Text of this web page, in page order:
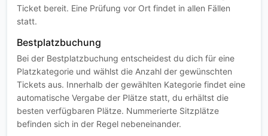
Ticket bereit. Eine Prüfung vor Ort findet in allen Fällen
statt.
Bestplatzbuchung
Bei der Bestplatzbuchung entscheidest du dich für eine
Platzkategorie und wählst die Anzahl der gewünschten
Tickets aus. Innerhalb der gewählten Kategorie findet eine
automatische Vergabe der Plätze statt, du erhältst die
besten verfügbaren Plätze. Nummerierte Sitzplätze
befinden sich in der Regel nebeneinander.